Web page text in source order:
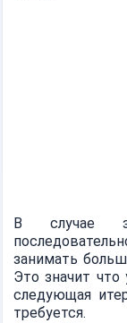
В случае
занимать
Это значит
следующая
требуется.